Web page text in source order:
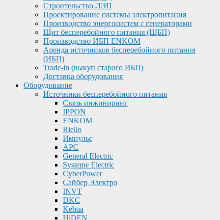
Строительство ЛЭП
Проектирование системы электропитания
Производство энергосистем с генераторами
Щит бесперебойного питания (ЩБП)
Производство ИБП ENKOМ
Аренда источников бесперебойного питания
(ИБП)
Trade-in (выкуп старого ИБП)
Доставка оборудования
Оборудование
Источники бесперебойного питания
Связь инжиниринг
IPPON
ENKOM
Riello
Импульс
APC
General Electric
Systeme Electric
CyberPower
Сайбер Электро
INVT
DKC
Kehua
HiDEN